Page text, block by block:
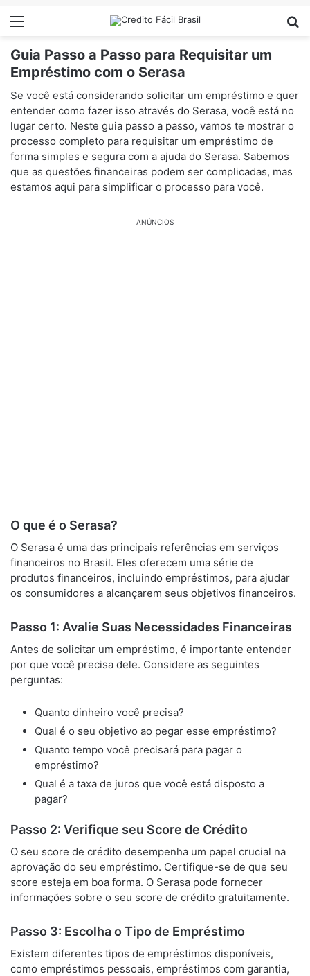
Menu
Guia Passo a Passo para Requisitar um
Empréstimo com o Serasa
Se você está considerando solicitar um empréstimo e quer
entender como fazer isso através do Serasa, você está no
lugar certo. Neste guia passo a passo, vamos te mostrar o
processo completo para requisitar um empréstimo de
forma simples e segura com a ajuda do Serasa. Sabemos
que as questões financeiras podem ser complicadas, mas
estamos aqui para simplificar o processo para você.
ANÚNCIOS
O que é o Serasa?
O Serasa é uma das principais referências em serviços
financeiros no Brasil. Eles oferecem uma série de
produtos financeiros, incluindo empréstimos, para ajudar
os consumidores a alcançarem seus objetivos financeiros.
Passo 1: Avalie Suas Necessidades Financeiras
Antes de solicitar um empréstimo, é importante entender
por que você precisa dele. Considere as seguintes
perguntas:
Quanto dinheiro você precisa?
Qual é o seu objetivo ao pegar esse empréstimo?
Quanto tempo você precisará para pagar o
empréstimo?
Qual é a taxa de juros que você está disposto a
pagar?
Passo 2: Verifique seu Score de Crédito
O seu score de crédito desempenha um papel crucial na
aprovação do seu empréstimo. Certifique-se de que seu
score esteja em boa forma. O Serasa pode fornecer
informações sobre o seu score de crédito gratuitamente.
Passo 3: Escolha o Tipo de Empréstimo
Existem diferentes tipos de empréstimos disponíveis,
como empréstimos pessoais, empréstimos com garantia,